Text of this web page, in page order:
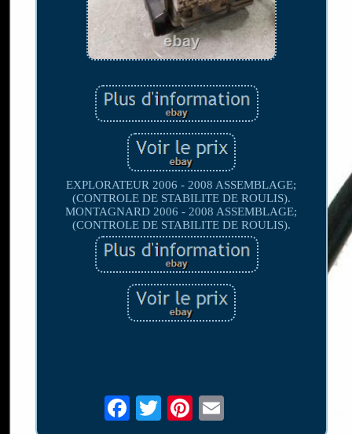
EXPLORATEUR 2006 - 2008 ASSEMBLAGE;
(CONTROLE DE STABILITE DE ROULIS).
MONTAGNARD 2006 - 2008 ASSEMBLAGE;
(CONTROLE DE STABILITE DE ROULIS).